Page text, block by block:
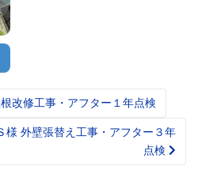
改修工事・アフター１年点検
様 外壁張替え工事・アフター３年
点検